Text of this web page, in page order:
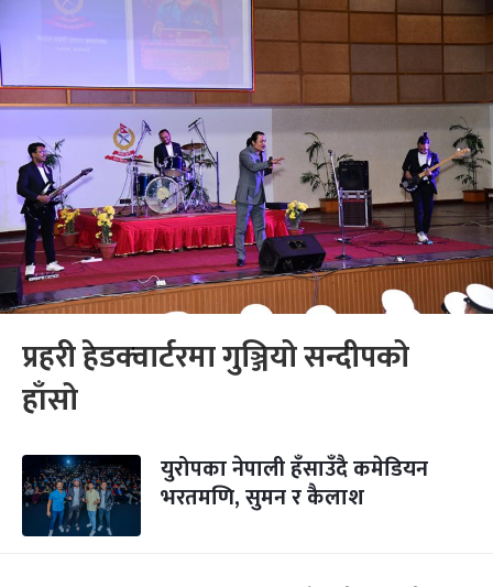
प्रहरी हेडक्‍वार्टरमा गुञ्जियो सन्दीपको
हाँसो
युरोपका नेपाली हँसाउँदै कमेडियन
भरतमणि, सुमन र कैलाश